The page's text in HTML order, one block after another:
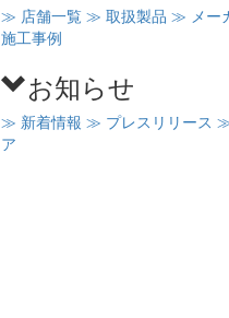
≫ 店舗一覧 ≫ 取扱製品 ≫ メー
施工事例
お知らせ
≫ 新着情報 ≫ プレスリリース
ア